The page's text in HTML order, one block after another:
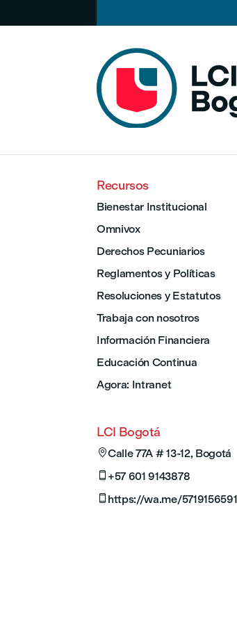
Recursos
Bienestar Institucional
Omnivox
Derechos Pecuniarios
Reglamentos y Políticas
Resoluciones y Estatutos
Trabaja con nosotros
Información Financiera
Educación Continua
Agora: Intranet
LCI Bogotá
Calle 77A # 13-12, Bogotá
 +57 601 9143878
 https://wa.me/5719156591